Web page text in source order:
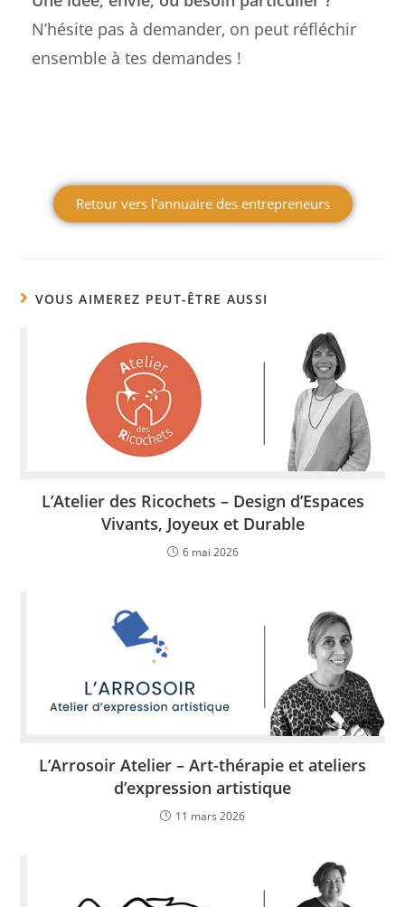
N’hésite pas à demander, on peut réfléchir
ensemble à tes demandes !
Retour vers l'annuaire des entrepreneurs
VOUS AIMEREZ PEUT-ÊTRE AUSSI
L’Atelier des Ricochets – Design d’Espaces
Vivants, Joyeux et Durable
6 mai 2026
L’Arrosoir Atelier – Art-thérapie et ateliers
d’expression artistique
11 mars 2026